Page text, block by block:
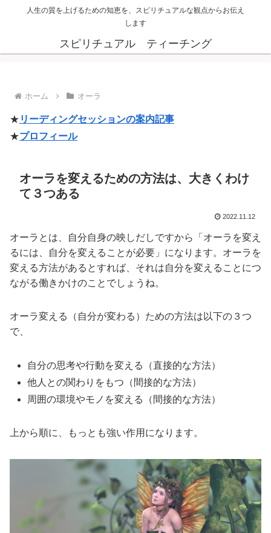
人生の質を上げるための知恵を、スピリチュアルな観点からお伝え
します
スピリチュアル ティーチング
ホーム オーラ
★ リーディングセッションの案内記事
★プロフィール
オーラを変えるための方法は、大きくわけ
て３つある
2022.11.12
オーラとは、自分自身の映しだしですから「オーラを変え
るには、自分を変えることが必要」になります。オーラを
変える方法があるとすれば、それは自分を変えることにつ
ながる働きかけのことでしょうね。
オーラ変える（自分が変わる）ための方法は以下の３つ
で、
自分の思考や行動を変える（直接的な方法）
他人との関わりをもつ（間接的な方法）
周囲の環境やモノを変える（間接的な方法）
上から順に、もっとも強い作用になります。